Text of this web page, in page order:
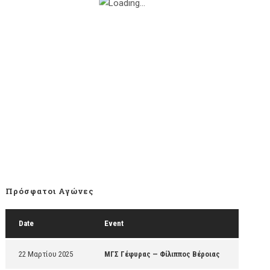
Πρόσφατοι Αγώνες
Date Event
22 Μαρτίου 2025 ΜΓΣ Γέφυρας — Φίλιππος Βέροιας